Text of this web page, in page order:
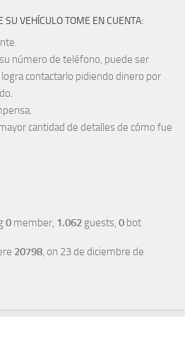
SU VEHÍCULO TOME EN CUENTA:
número de teléfono, puede ser
contactarlo pidiendo dinero por
cantidad de detalles de cómo fue
0 member, 1.062 guests, 0 bot
20798, on 23 de diciembre de